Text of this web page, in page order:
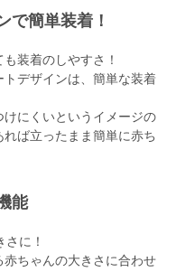
で簡単装着！
装着のしやすさ！
デザインは、簡単な装着
にくいというイメージの
ば立ったまま簡単に赤ち
能
に！
ちゃんの大きさに合わせ